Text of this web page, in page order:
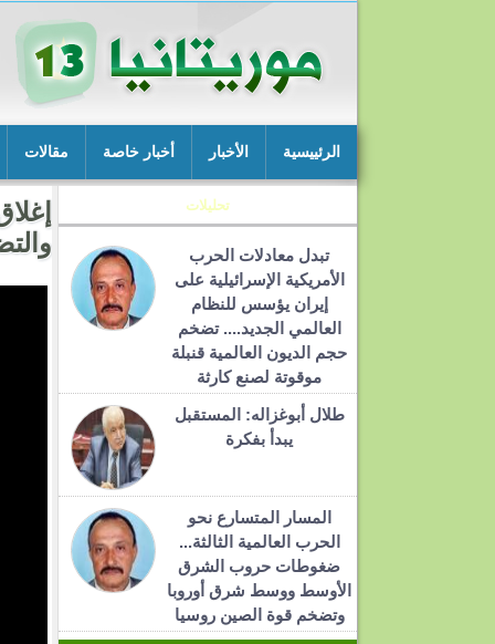
الرئييسية الأخبار أخبار خاصة مقالات
تحليلات
تبدل معادلات الحرب
الأمريكية الإسرائيلية على
إيران يؤسس للنظام
العالمي الجديد.... تضخم
حجم الديون العالمية قنبلة
موقوتة لصنع كارثة
طلال أبوغزاله: المستقبل
يبدأ بفكرة
المسار المتسارع نحو
الحرب العالمية الثالثة...
ضغوطات حروب الشرق
الأوسط ووسط شرق أوروبا
وتضخم قوة الصين روسيا